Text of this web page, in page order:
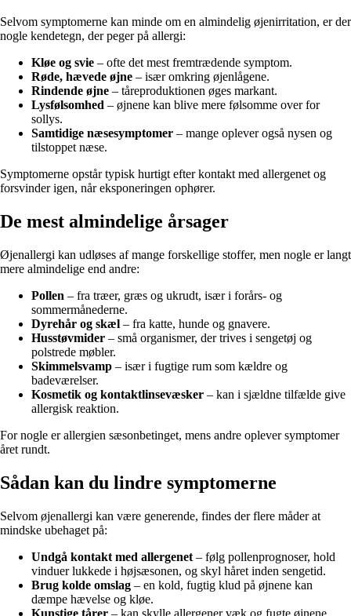
Selvom symptomerne kan minde om en almindelig øjenirritation, er der
nogle kendetegn, der peger på allergi:
Kløe og svie – ofte det mest fremtrædende symptom.
Røde, hævede øjne – især omkring øjenlågene.
Rindende øjne – tåreproduktionen øges markant.
Lysfølsomhed – øjnene kan blive mere følsomme over for
sollys.
Samtidige næsesymptomer – mange oplever også nysen og
tilstoppet næse.
Symptomerne opstår typisk hurtigt efter kontakt med allergenet og
forsvinder igen, når eksponeringen ophører.
De mest almindelige årsager
Øjenallergi kan udløses af mange forskellige stoffer, men nogle er langt
mere almindelige end andre:
Pollen – fra træer, græs og ukrudt, især i forårs- og
sommermånederne.
Dyrehår og skæl – fra katte, hunde og gnavere.
Husstøvmider – små organismer, der trives i sengetøj og
polstrede møbler.
Skimmelsvamp – især i fugtige rum som kældre og
badeværelser.
Kosmetik og kontaktlinsevæsker – kan i sjældne tilfælde give
allergisk reaktion.
For nogle er allergien sæsonbetinget, mens andre oplever symptomer
året rundt.
Sådan kan du lindre symptomerne
Selvom øjenallergi kan være generende, findes der flere måder at
mindske ubehaget på:
Undgå kontakt med allergenet – følg pollenprognoser, hold
vinduer lukkede i højsæsonen, og skyl håret inden sengetid.
Brug kolde omslag – en kold, fugtig klud på øjnene kan
dæmpe hævelse og kløe.
Kunstige tårer – kan skylle allergener væk og fugte øjnene.